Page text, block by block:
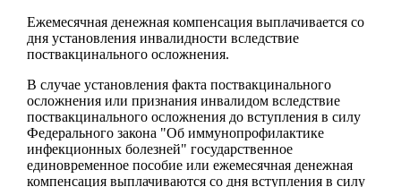
Ежемесячная денежная компенсация выплачивается со
дня установления инвалидности вследствие
поствакцинального осложнения.
В случае установления факта поствакцинального
осложнения или признания инвалидом вследствие
поствакцинального осложнения до вступления в силу
Федерального закона "Об иммунопрофилактике
инфекционных болезней" государственное
единовременное пособие или ежемесячная денежная
компенсация выплачиваются со дня вступления в силу